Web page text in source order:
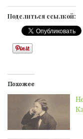
Поделиться ссылкой:
Похожее